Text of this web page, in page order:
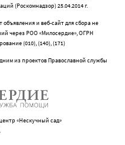
(Роскомнадзор) 25.04.2014 г.
и веб-сайт для сбора не
через РОО «Милосердие», ОГРН
(010), (140), (171)
из проектов Православной службы
«Нескучный сад»